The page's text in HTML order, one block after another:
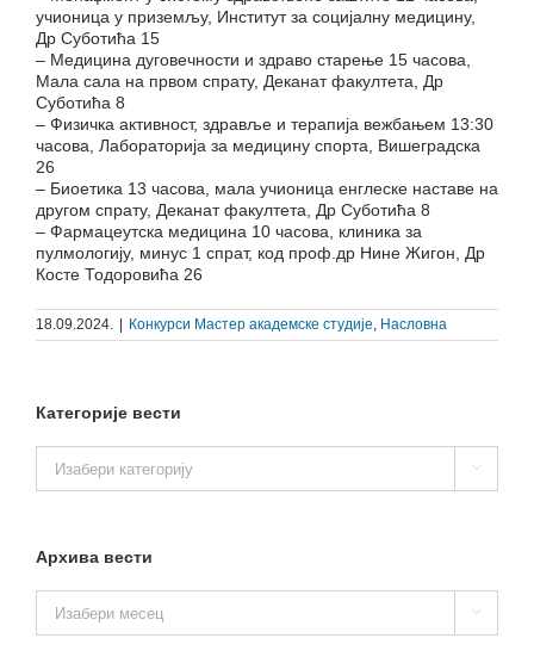
учионица у приземљу, Институт за социјалну медицину,
Др Суботића 15
– Медицина дуговечности и здраво старење 15 часова,
Мала сала на првом спрату, Деканат факултета, Др
Суботића 8
– Физичка активност, здравље и терапија вежбањем 13:30
часова, Лабораторија за медицину спорта, Вишеградска
26
– Биоетика 13 часова, мала учионица енглеске наставе на
другом спрату, Деканат факултета, Др Суботића 8
– Фармацеутска медицина 10 часова, клиника за
пулмологију, минус 1 спрат, код проф.др Нине Жигон, Др
Косте Тодоровића 26
18.09.2024. Конкурси Мастер академске студије, Насловна
Категорије вести
вести

Архива вести
вести
